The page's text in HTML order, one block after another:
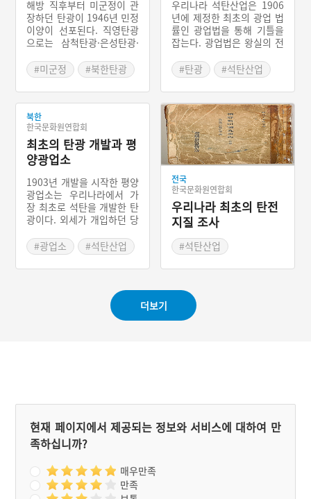
해방 직후부터 미군정이 관
장하던 탄광이 1946년 민정
이양이 선포된다. 직영탄광
으로는 삼척탄광·은성탄광·
탄광으로는 경주탄광·강릉
탄광·옥계탄광·연천탄광 등
이 있다. 석탄생산의 80%
를 북한지역이 담당하여 오
다가, 1948년 남한지역에
대한 송전을 중단한다. 당시
의 연료사정이 긴급한 상황
인터라 정부는 석탄개발만
은 국가 직영체제를 고수할
수밖에 없었다.
#미군정 #북한탄광
우리나라 석탄산업은 1906
년에 제정한 최초의 광업 법
률인 광업법을 통해 기틀을
잡는다. 광업법은 왕실의 전
여 자유경쟁에 의한 개발을
가능하게 했다. 하지만 당시
의 친일내각은 광업법을 통
해 일본인이 독점할 수 있도
록 허가 조항을 제정했다.
일제식민 통치가 시작되면
서는 조선광업령 제정을 통
해 일본인의 독점이 강화된
다.
#탄광 #석탄산업
북한
한국문화원연합회
최초의 탄광 개발과 평
양광업소
1903년 개발을 시작한 평양
광업소는 우리나라에서 가
장 최초로 석탄을 개발한 탄
광이다. 외세가 개입하던 당
로 가장 특허권을 원한 것이
탄광이었다. 1910년에는 조
선총독부가 평양광업소를
중에서 가장 먼저 착암기를
도입했다. 1937년부터는 석
탄생산량조차 일본 해군의
#광업소
#석탄산업
전국
한국문화원연합회
우리나라 최초의 탄전
지질 조사
#석탄산업
더보기
현재 페이지에서 제공되는 정보와 서비스에 대하여 만
족하십니까?
매우만족
만족